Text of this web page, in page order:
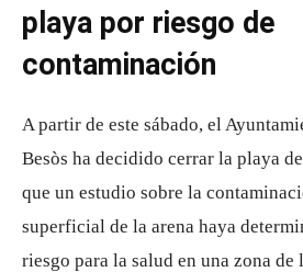
playa por riesgo de
contaminación
A partir de este sábado, el
Besòs ha decidido cerrar la playa
que un estudio sobre la
superficial de la arena haya
riesgo para la salud en una zona de